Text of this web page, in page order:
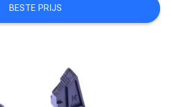
BESTE PRIJS